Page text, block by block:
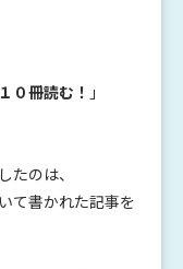
０冊読む！ 」
たのは、
て書かれた記事を